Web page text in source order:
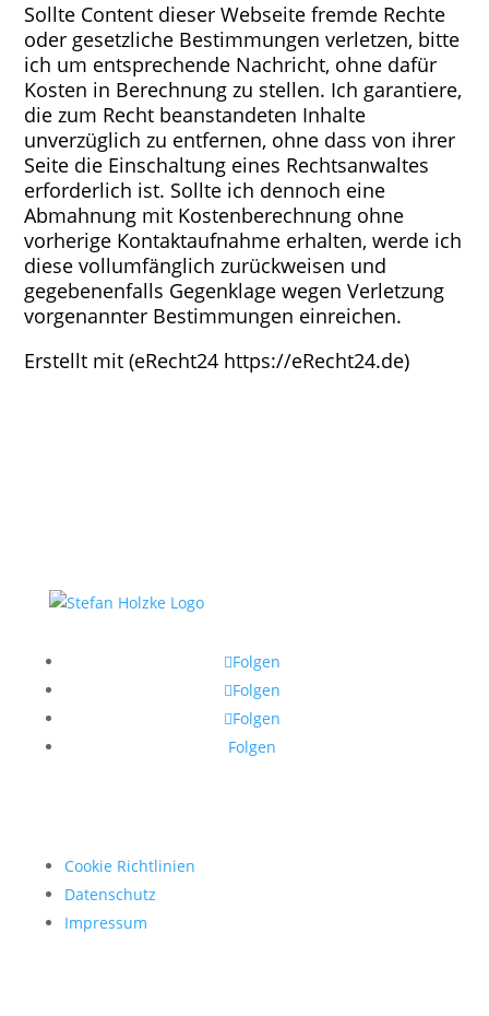
Sollte Content dieser Webseite fremde Rechte
oder gesetzliche Bestimmungen verletzen, bitte
ich um entsprechende Nachricht, ohne dafür
Kosten in Berechnung zu stellen. Ich garantiere,
die zum Recht beanstandeten Inhalte
unverzüglich zu entfernen, ohne dass von ihrer
Seite die Einschaltung eines Rechtsanwaltes
erforderlich ist. Sollte ich dennoch eine
Abmahnung mit Kostenberechnung ohne
vorherige Kontaktaufnahme erhalten, werde ich
diese vollumfänglich zurückweisen und
gegebenenfalls Gegenklage wegen Verletzung
vorgenannter Bestimmungen einreichen.
Erstellt mit (eRecht24 https://eRecht24.de)
Folgen
Folgen
Folgen
Folgen
Cookie Richtlinien
Datenschutz
Impressum